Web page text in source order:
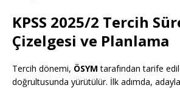
KPSS 2025/2 Tercih
Çizelgesi ve Planlama
Tercih dönemi, ÖSYM tarafından tarife
doğrultusunda yürütülür. İlk adımda,